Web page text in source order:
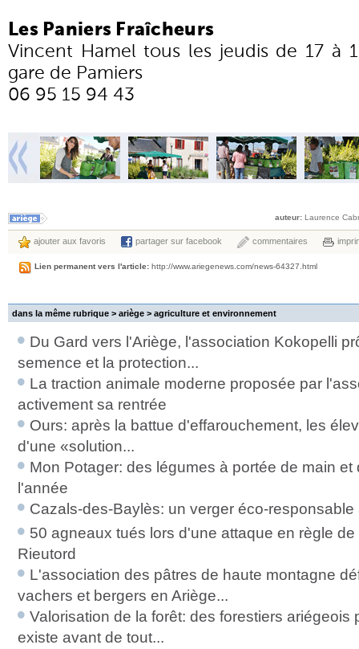
Les Paniers Fraîcheurs
Vincent Hamel tous les jeudis de 17 à
gare de Pamiers
06 95 15 94 43
auteur: Laurence
ajouter aux favoris partager sur facebook commentaires
Lien permanent vers l'article: http://www.ariegenews.com/news-64327.html
dans la même rubrique > ariège > agriculture et environnement
Du Gard vers l'Ariège, l'association Kokopelli
semence et la protection...
La traction animale moderne proposée par
activement sa rentrée
Ours: après la battue d'effarouchement, les
d'une «solution...
Mon Potager: des légumes à portée de main
l'année
Cazals-des-Baylès: un verger éco-
50 agneaux tués lors d'une attaque en règle
Rieutord
L'association des pâtres de haute montagne
vachers et bergers en Ariège...
Valorisation de la forêt: des forestiers ariégeois
existe avant de tout...